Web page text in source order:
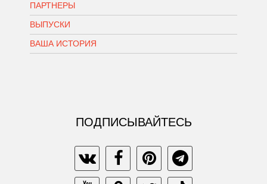
ПАРТНЕРЫ
ВЫПУСКИ
ВАША ИСТОРИЯ
ПОДПИСЫВАЙТЕСЬ